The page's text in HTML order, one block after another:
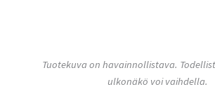
Tuotekuva on havainnollistava.
ulkonäkö voi vaihdella.